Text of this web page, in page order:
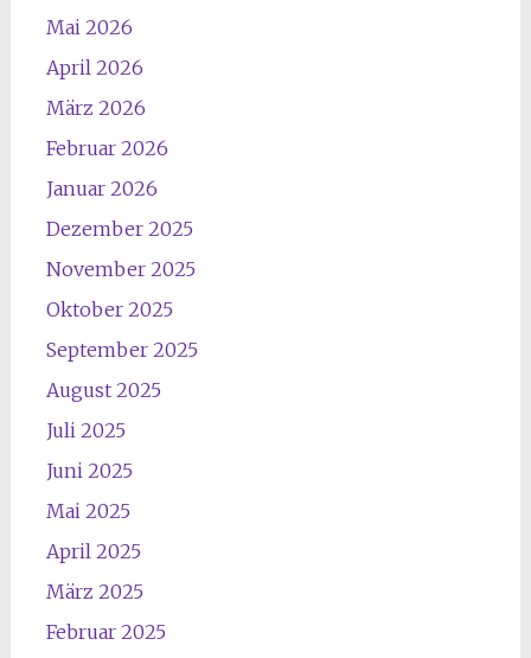
Mai 2026
April 2026
März 2026
Februar 2026
Januar 2026
Dezember 2025
November 2025
Oktober 2025
September 2025
August 2025
Juli 2025
Juni 2025
Mai 2025
April 2025
März 2025
Februar 2025